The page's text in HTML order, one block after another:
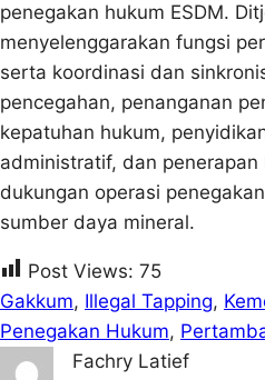
penegakan hukum ESDM.
menyelenggarakan fungsi
serta koordinasi dan
pencegahan, penanganan
kepatuhan hukum,
administratif, dan
dukungan operasi
sumber daya mineral.
Post Views: 75
Gakkum, Illegal Tapping,
Penegakan Hukum,
Fachry Latief